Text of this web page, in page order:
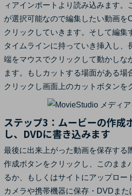
ィアインポートより読み込みます。
が選択可能なので編集したい動画を
クリックしていきます。そして編集
タイムラインに持っていき挿入し、
端をマウスでクリックして動かしな
ます。もしカットする場面がある場
クリックし画面上のカットボタンを
ステップ3：ムービーの作成
し、DVDに書き込みます
最後に出来上がった動画を保存する
作成ボタンをクリックし、このまま
るか、もしくはサイトにアップロー
カメラや携帯機器に保存・DVDま